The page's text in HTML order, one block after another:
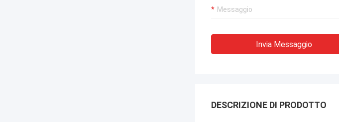
Invia Messaggio
DESCRIZIONE DI PRODOTTO